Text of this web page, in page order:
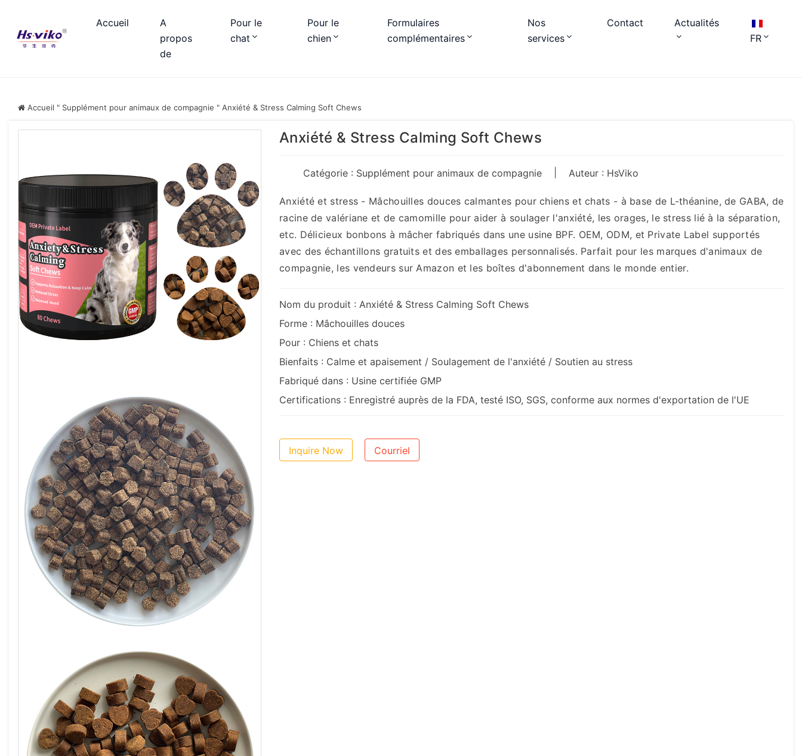
Accueil
A
propos
de
Pour le
chat
Pour le
chien
Formulaires
complémentaires
Nos
services
Contact
Actualités
FR
Accueil " Supplément pour animaux de compagnie " Anxiété & Stress Calming Soft Chews
Anxiété & Stress Calming Soft Chews
Catégorie : Supplément pour animaux de compagnie Auteur : HsViko
Anxiété et stress - Mâchouilles douces calmantes pour chiens et chats - à base de L-théanine, de GABA, de
racine de valériane et de camomille pour aider à soulager l'anxiété, les orages, le stress lié à la séparation,
etc. Délicieux bonbons à mâcher fabriqués dans une usine BPF. OEM, ODM, et Private Label supportés
avec des échantillons gratuits et des emballages personnalisés. Parfait pour les marques d'animaux de
compagnie, les vendeurs sur Amazon et les boîtes d'abonnement dans le monde entier.
Nom du produit : Anxiété & Stress Calming Soft Chews
Forme : Mâchouilles douces
Pour : Chiens et chats
Bienfaits : Calme et apaisement / Soulagement de l'anxiété / Soutien au stress
Fabriqué dans : Usine certifiée GMP
Certifications : Enregistré auprès de la FDA, testé ISO, SGS, conforme aux normes d'exportation de l'UE
Inquire Now Courriel